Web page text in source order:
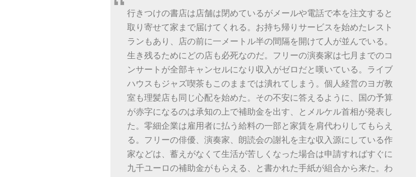
行きつけの書店は店舗は閉めているがメールや電話で本を注文すると
取り寄せて家まで届けてくれる。お持ち帰りサービスを始めたレスト
ランもあり、店の前に一メートル半の間隔を開けて人が並んでいる。
生き残るためにどの店も必死なのだ。フリーの演奏家は七月までのコ
ンサートが全部キャンセルになり収入がゼロだと嘆いている。ライブ
ハウスもジャズ喫茶もこのままでは潰れてしまう。個人経営のヨガ教
室も理髪店も同じ心配を始めた。その不安に答えるように、国の予算
が赤字になるのは承知の上で補助金を出す、とメルケル首相が発表し
た。零細企業は雇用者に払う給料の一部と家賃を肩代わりしてもらえ
る。フリーの俳優、演奏家、朗読会の謝礼を主な収入源にしている作
家などは、蓄えがなくて生活が苦しくなった場合は申請すればすぐに
九千ユーロの補助金がもらえる、と書かれた手紙が組合から来た。わ